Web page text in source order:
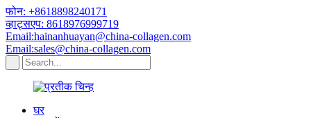
फोन: +8618898240171
व्हाट्सएप: 8618976999719
Email:hainanhuayan@china-collagen.com
Email:sales@china-collagen.com
घर